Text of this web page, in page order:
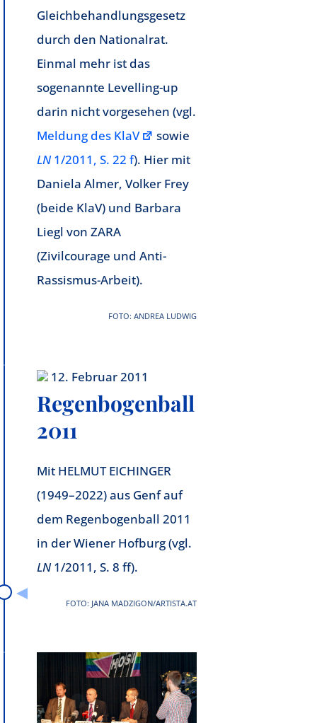
Gleichbehandlungsgesetz
durch den Nationalrat.
Einmal mehr ist das
sogenannte Levelling-up
darin nicht vorgesehen (vgl.
Meldung des KlaV
sowie
LN1/2011, S. 22 f). Hier mit
Daniela Almer, Volker Frey
(beide KlaV) und Barbara
Liegl von ZARA
(Zivilcourage und Anti-
Rassismus-Arbeit).
FOTO: ANDREA LUDWIG
12. Februar 2011
Regenbogenball
2011
Mit HELMUT EICHINGER
(1949–2022) aus Genf auf
dem Regenbogenball 2011
in der Wiener Hofburg (vgl.
LN1/2011, S. 8 ff).
FOTO: JANA MADZIGON/ARTISTA.AT